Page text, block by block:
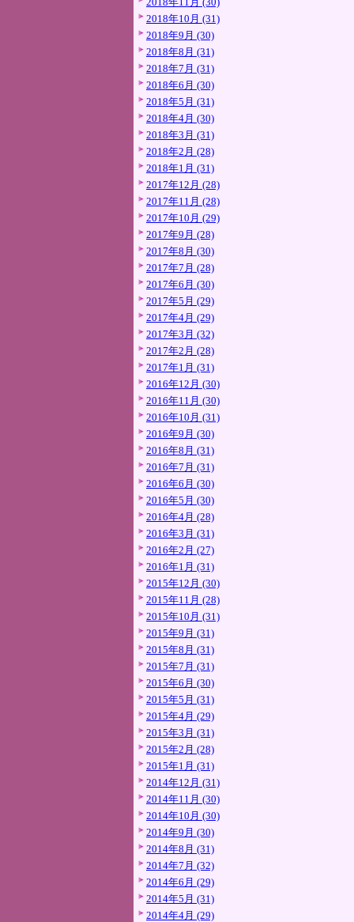
2018年10月 (31)
2018年9月 (30)
2018年8月 (31)
2018年7月 (31)
2018年6月 (30)
2018年5月 (31)
2018年4月 (30)
2018年3月 (31)
2018年2月 (28)
2018年1月 (31)
2017年12月 (28)
2017年11月 (28)
2017年10月 (29)
2017年9月 (28)
2017年8月 (30)
2017年7月 (28)
2017年6月 (30)
2017年5月 (29)
2017年4月 (29)
2017年3月 (32)
2017年2月 (28)
2017年1月 (31)
2016年12月 (30)
2016年11月 (30)
2016年10月 (31)
2016年9月 (30)
2016年8月 (31)
2016年7月 (31)
2016年6月 (30)
2016年5月 (30)
2016年4月 (28)
2016年3月 (31)
2016年2月 (27)
2016年1月 (31)
2015年12月 (30)
2015年11月 (28)
2015年10月 (31)
2015年9月 (31)
2015年8月 (31)
2015年7月 (31)
2015年6月 (30)
2015年5月 (31)
2015年4月 (29)
2015年3月 (31)
2015年2月 (28)
2015年1月 (31)
2014年12月 (31)
2014年11月 (30)
2014年10月 (30)
2014年9月 (30)
2014年8月 (31)
2014年7月 (32)
2014年6月 (29)
2014年5月 (31)
2014年4月 (29)